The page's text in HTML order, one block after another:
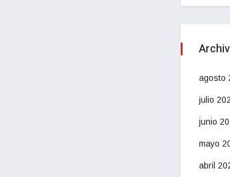
agosto
julio
junio
mayo
abril